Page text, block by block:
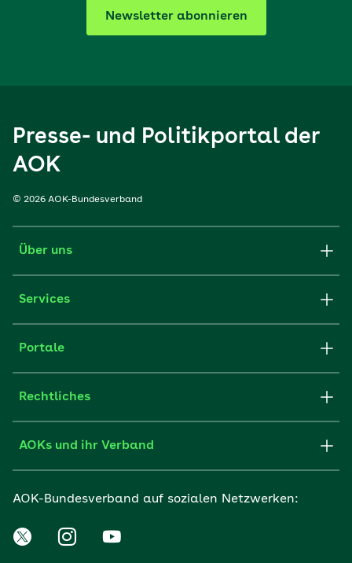
Newsletter abonnieren
Presse- und Politikportal der
AOK
© 2026 AOK-Bundesverband
Über uns
Services
Portale
Rechtliches
AOKs und ihr Verband
AOK-Bundesverband auf sozialen Netzwerken: